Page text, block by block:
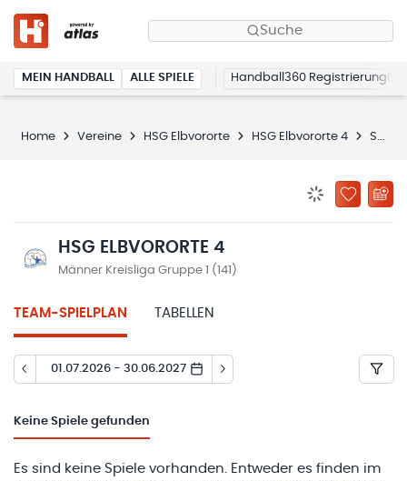
Suche
MEIN HANDBALL ALLE SPIELE Handball360 Registrierung
Home Vereine HSG Elbvororte HSG Elbvororte 4 Spielplan
ZU
HSG ELBVORORTE 4
Männer Kreisliga Gruppe 1 (141)
TEAM-SPIELPLAN TABELLEN
01.07.2026 - 30.06.2027
Keine Spiele gefunden
Es sind keine Spiele vorhanden. Entweder es finden im